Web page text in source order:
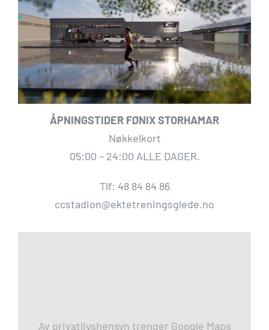
ÅPNINGSTIDER FØNIX STORHAMAR
Nøkkelkort
05:00 – 24:00 ALLE DAGER.
Tlf: 48 84 84 86
ccstadion@ektetreningsglede.no
Av privatlivshensyn trenger Google Maps